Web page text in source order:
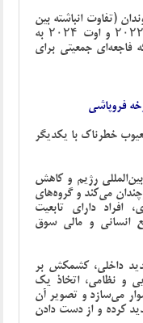
(تفاوت انباشته بین
مهاجران و بازگشت‌کنندگان) بین ابتدای ۲۰۲۲ و اوت ۲۰۲۴ به
که فاجعه‌ای جمعیتی برای
فروپاشی
خطرناک با یکدیگر
رژیم و کاهش
می‌کند و گروه‌های
افراد دارای تابعیت
انسانی و مالی سوق
داخلی، کشمکش بر
و نظامی، اتخاذ یک
می‌سازد و تصویر آن
کرده و از دست دادن